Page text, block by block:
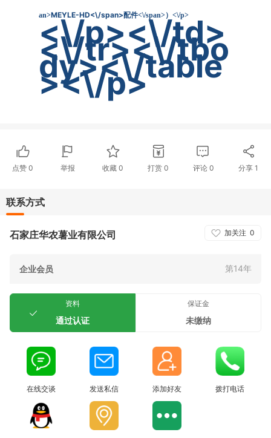
an>MEYLE-HD<\/span>配件<\/span>）<\/p>
<\/p><\/td>
<\/tr><\/tbo
dy><\/table
><\/p>
点赞 0 举报 收藏0 打赏 0 评论 0 分享1
联系方式
加关注 0
石家庄华农薯业有限公司
企业会员 第14年
资料
通过认证
保证金
未缴纳
在线交谈 发送私信 添加好友 拨打电话